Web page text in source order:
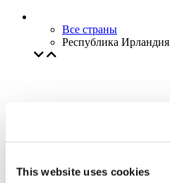
This website uses cookies
Все страны
Республика Ирландия